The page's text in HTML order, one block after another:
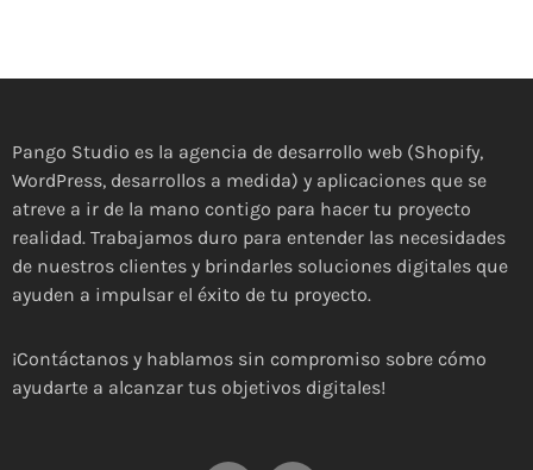
Pango Studio es la agencia de desarrollo web (Shopify,
WordPress, desarrollos a medida) y aplicaciones que se
atreve a ir de la mano contigo para hacer tu proyecto
realidad. Trabajamos duro para entender las necesidades
de nuestros clientes y brindarles soluciones digitales que
ayuden a impulsar el éxito de tu proyecto.
¡Contáctanos y hablamos sin compromiso sobre cómo
ayudarte a alcanzar tus objetivos digitales!